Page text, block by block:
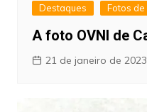
Destaques Fotos de
A foto OVNI de
21 de janeiro de 2023